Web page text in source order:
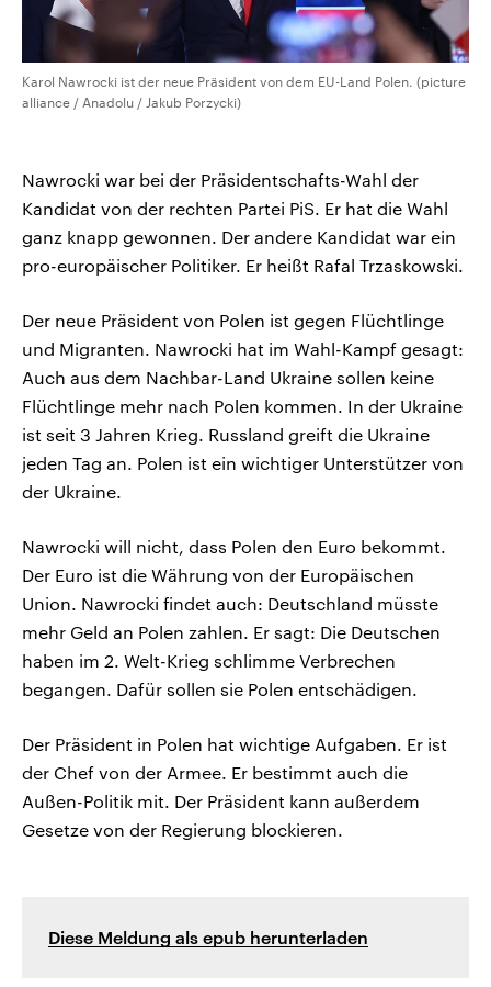
Karol Nawrocki ist der neue Präsident von dem EU-Land Polen. (picture
alliance / Anadolu / Jakub Porzycki)
Nawrocki war bei der Präsidentschafts-Wahl der
Kandidat von der rechten Partei PiS. Er hat die Wahl
ganz knapp gewonnen. Der andere Kandidat war ein
pro-europäischer Politiker. Er heißt Rafal Trzaskowski.
Der neue Präsident von Polen ist gegen Flüchtlinge
und Migranten. Nawrocki hat im Wahl-Kampf gesagt:
Auch aus dem Nachbar-Land Ukraine sollen keine
Flüchtlinge mehr nach Polen kommen. In der Ukraine
ist seit 3 Jahren Krieg. Russland greift die Ukraine
jeden Tag an. Polen ist ein wichtiger Unterstützer von
der Ukraine.
Nawrocki will nicht, dass Polen den Euro bekommt.
Der Euro ist die Währung von der Europäischen
Union. Nawrocki findet auch: Deutschland müsste
mehr Geld an Polen zahlen. Er sagt: Die Deutschen
haben im 2. Welt-Krieg schlimme Verbrechen
begangen. Dafür sollen sie Polen entschädigen.
Der Präsident in Polen hat wichtige Aufgaben. Er ist
der Chef von der Armee. Er bestimmt auch die
Außen-Politik mit. Der Präsident kann außerdem
Gesetze von der Regierung blockieren.
Diese Meldung als epub herunterladen